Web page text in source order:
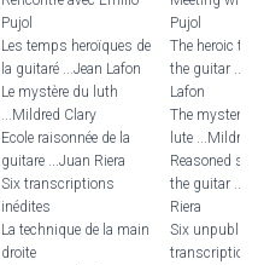
Pujol
Les temps heroïques de
la guitaré ...Jean Lafon
Le mystère du luth
...Mildred Clary
Ecole raisonnée de la
guitare ...Juan Riera
Six transcriptions
inédites
La technique de la main
droite
Pujol
The heroic
the guitar
Lafon
The mystery
lute
Reasoned
the guitar
Riera
Six